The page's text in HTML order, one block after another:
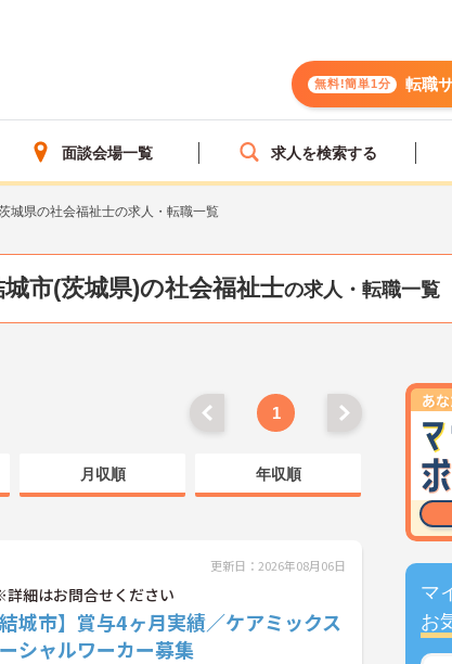
無料!簡単1分 転職
面談会場一覧 求人を検索する
城県の社会福祉士の求人・転職一覧
城市(茨城県)の社会福祉士の求人・転職一覧
マ
お
1
月収順 年収順
更新日：2026年08月06日
細はお問合せください
結城市】賞与4ヶ月実績／ケアミックス
シャルワーカー募集